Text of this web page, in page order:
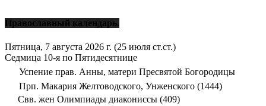
Православный календарь.
Пятница, 7 августа 2026 г. (25 июля ст.ст.)
Седмица 10-я по Пятидесятнице
Успение прав. Анны, матери Пресвятой Богородицы
Прп. Макария Желтоводского, Унженского (1444)
Свв. жен Олимпиады диакониссы (409)